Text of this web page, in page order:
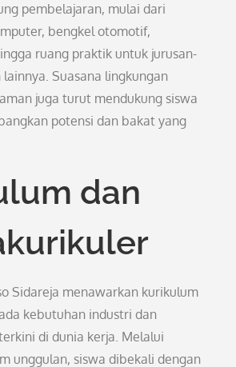
pembelajaran, mulai dari
bengkel otomotif,
ruang praktik untuk jurusan-
Suasana lingkungan
juga turut mendukung siswa
potensi dan bakat yang
dan
Sidareja menawarkan kurikulum
kebutuhan industri dan
di dunia kerja. Melalui
unggulan, siswa dibekali dengan